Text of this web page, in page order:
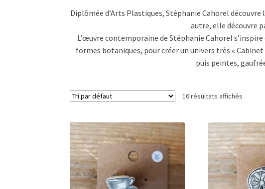
Diplômée d’Arts Plastiques, Stéphanie Cahorel
autre, elle découvre
L’œuvre contemporaine de Stéphanie Cahorel
formes botaniques, pour créer un univers très «
puis peintes,
16 résultats affichés